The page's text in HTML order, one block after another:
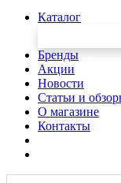
Каталог
Бренды
Акции
Новости
Статьи и
О магазине
Контакты